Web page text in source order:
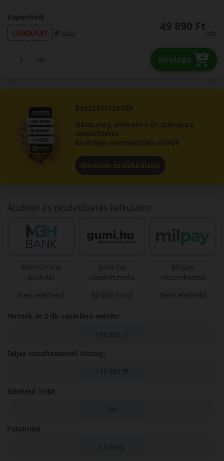
Kuponkód:
LENDÜLET
másol 49 890 Ft
/db
db KOSÁRBA
RÉSZLETFIZETÉS
Nézze meg, elérhető-e Ön számára a
részletfizetés
bármilyen elköteleződés nélkül!
Elindítom az előbírálatot
Áruhitel és részletfizetés kalkulátor
MBH Online
Áruhitel
Nem elérhető
gumi.hu
részletfizetés
80 000 Ft-tól
Milpay
részletfizetés
Nem elérhető
Termék ár 2 db vásárlása esetén:
199 560 Ft
Teljes viszafizetendő összeg:
199 560 Ft
Elérhető THM:
0%
Futamidő:
3 hónap